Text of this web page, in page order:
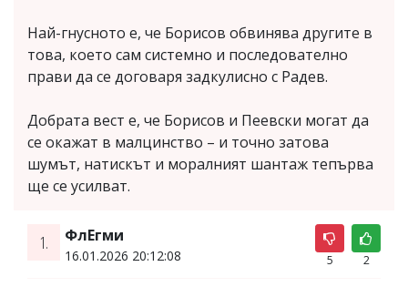
Най-гнусното е, че Борисов обвинява другите в
това, което сам системно и последователно
прави да се договаря задкулисно с Радев.
Добрата вест е, че Борисов и Пеевски могат да
се окажат в малцинство – и точно затова
шумът, натискът и моралният шантаж тепърва
ще се усилват.
1. ФлЕгми
16.01.2026 20:12:08 5 2